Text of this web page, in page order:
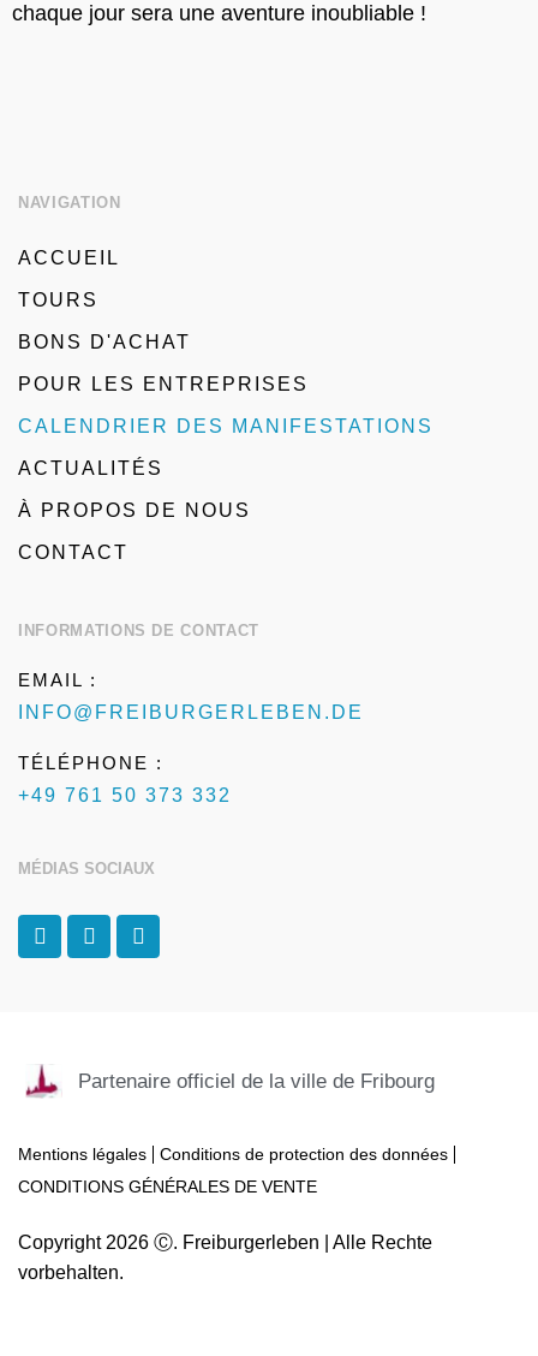
chaque jour sera une aventure inoubliable !
NAVIGATION
ACCUEIL
TOURS
BONS D'ACHAT
POUR LES ENTREPRISES
CALENDRIER DES MANIFESTATIONS
ACTUALITÉS
À PROPOS DE NOUS
CONTACT
INFORMATIONS DE CONTACT
EMAIL :
INFO@FREIBURGERLEBEN.DE
TÉLÉPHONE :
+49 761 50 373 332
MÉDIAS SOCIAUX
F
a
c
k
-
I
n
s
m
T
r
i
s
Partenaire officiel de la ville de Fribourg
Copyright 2026 Ⓒ. Freiburgerleben | Alle Rechte
vorbehalten.
Mentions légales
Conditions de protection des données
CONDITIONS GÉNÉRALES DE VENTE